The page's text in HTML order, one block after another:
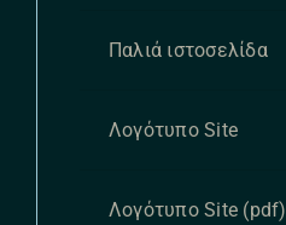
Παλιά ιστοσελίδα
Λογότυπο Site
Λογότυπο Site (pdf)